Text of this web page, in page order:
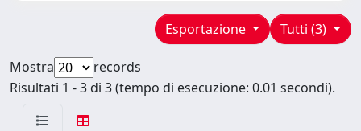
Tutti (3)
Esportazione
Mostra
records
Risultati 1 - 3 di 3 (tempo di esecuzione: 0.01 secondi).